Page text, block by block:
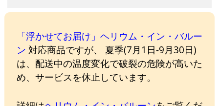
「浮かせてお届け」ヘリウム・イン・バルー
ン 対応商品ですが、 夏季(7月1日-9月30日)
は、配送中の温度変化で破裂の危険が高いた
め、サービスを休止しています。